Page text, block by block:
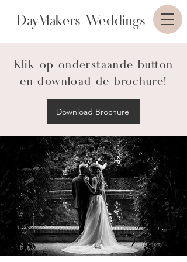
DayMakers Weddings
Klik op onderstaande button
en download de brochure!
Download Brochure